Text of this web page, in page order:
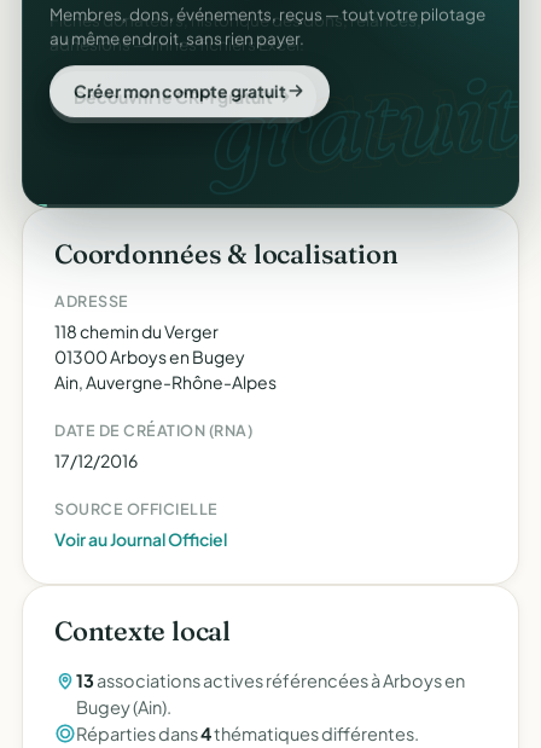
gratuit.
Membres, dons, événements, reçus — tout votre pilotage
au même endroit, sans rien payer.
Créer mon compte gratuit
Coordonnées & localisation
ADRESSE
118 chemin du Verger
01300 Arboys en Bugey
Ain, Auvergne-Rhône-Alpes
DATE DE CRÉATION (RNA)
17/12/2016
SOURCE OFFICIELLE
Voir au Journal Officiel
Contexte local
13associations actives référencées à Arboys en
Bugey (Ain).
Réparties dans4thématiques différentes.